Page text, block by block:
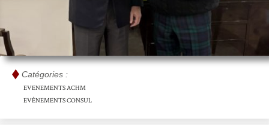
Catégories :
EVENEMENTS ACHM
EVÈNEMENTS CONSUL